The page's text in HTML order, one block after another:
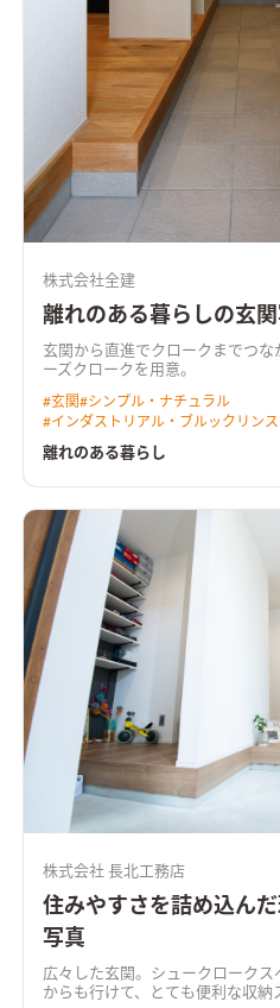
株式会社全建
離れのある暮らしの玄
玄関から直進でクロークまでつ
ーズクロークを用意。
#玄関#シンプル・ナチュラル
#インダストリアル・ブルックリン
離れのある暮らし
株式会社 長北工務店
住みやすさを詰め込ん
写真
広々した玄関。シュークローク
からも行けて、とても便利な収納